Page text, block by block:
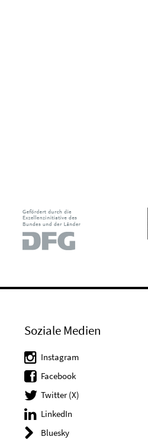
Soziale Medien
Instagram
Facebook
Twitter (X)
LinkedIn
Bluesky